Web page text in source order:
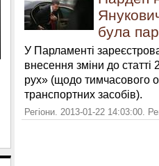
була
У Парламенті
внесення зміни до
рух» (щодо тимчасового
транспортних засобів).
Регіони. 2013-01-22 14:03:00.